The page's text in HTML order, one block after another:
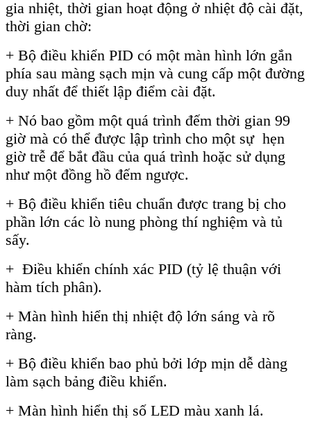
gia nhiệt, thời gian hoạt động ở nhiệt độ cài đặt,
thời gian chờ:
+ Bộ điều khiển PID có một màn hình lớn gắn
phía sau màng sạch mịn và cung cấp một đường
duy nhất để thiết lập điểm cài đặt.
+ Nó bao gồm một quá trình đếm thời gian 99
giờ mà có thể được lập trình cho một sự hẹn
giờ trễ để bắt đầu của quá trình hoặc sử dụng
như một đồng hồ đếm ngược.
+ Bộ điều khiển tiêu chuẩn được trang bị cho
phần lớn các lò nung phòng thí nghiệm và tủ
sấy.
+ Điều khiển chính xác PID (tỷ lệ thuận với
hàm tích phân).
+ Màn hình hiển thị nhiệt độ lớn sáng và rõ
ràng.
+ Bộ điều khiển bao phủ bởi lớp mịn dễ dàng
làm sạch bảng điều khiển.
+ Màn hình hiển thị số LED màu xanh lá.